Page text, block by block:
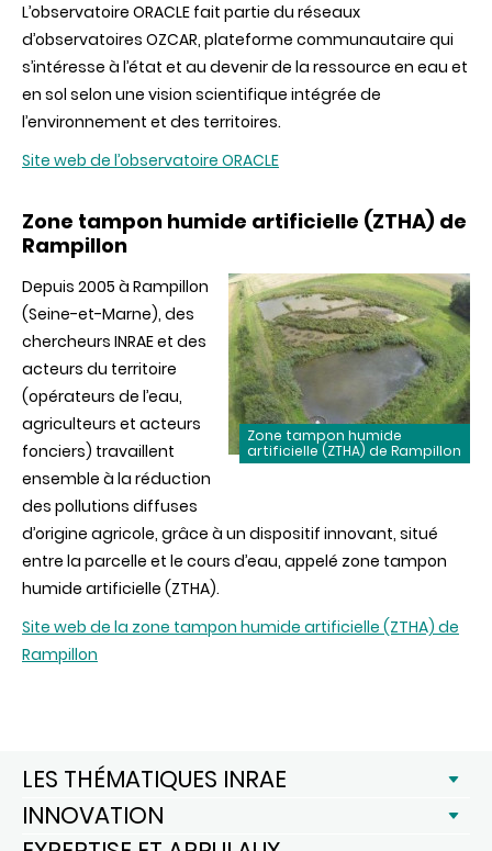
L’observatoire ORACLE fait partie du réseaux
d’observatoires OZCAR, plateforme communautaire qui
s’intéresse à l’état et au devenir de la ressource en eau et
en sol selon une vision scientifique intégrée de
l’environnement et des territoires.
Site web de l’observatoire ORACLE
Zone tampon humide artificielle (ZTHA) de
Rampillon
Zone tampon humide
artificielle (ZTHA) de Rampillon
Depuis 2005 à Rampillon
(Seine-et-Marne), des
chercheurs INRAE et des
acteurs du territoire
(opérateurs de l’eau,
agriculteurs et acteurs
fonciers) travaillent
ensemble à la réduction
des pollutions diffuses
d’origine agricole, grâce à un dispositif innovant, situé
entre la parcelle et le cours d’eau, appelé zone tampon
humide artificielle (ZTHA).
Site web de la zone tampon humide artificielle (ZTHA) de
Rampillon
LES THÉMATIQUES INRAE
INNOVATION